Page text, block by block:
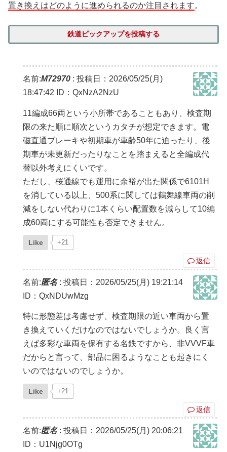
置き換えはどのように進められるのか注目されます。
鉄道ピックアップを投稿する
名前:M72970 : 投稿日：2026/05/25(月)
18:47:42
ID：QxNzA2NzU
11編成66両という小所帯であることもあり、検査期
限の来た順に順次というカタチが想定できます。電
磁直通ブレーキや初期車が車齢50年に迫ったり、後
期車が未更新だったりなことを踏まえると全編成代
替以外考えにくいです。
ただし、桜通線でも運用に余裕が出た関係で6101H
を消している以上、500系に関しては鶴舞線車両の削
減をしない代わりに1本くらい配置数を減らして10編
成60両にする可能性も否定できません。
Like +21
返信
名前:匿名: 投稿日：2026/05/25(月) 19:21:14
ID：QxNDUwMzg
特に形態差は考慮せず、検査期限の近い車両から置
き換えていくだけなのではないでしょうか。良く言
えば多彩な車両を保有する名鉄ですから、非VVVF車
だからと言って、部品に困るようなことも起きにく
いのではないのでしょうか。
Like +21
返信
名前:匿名: 投稿日：2026/05/25(月) 20:06:21
ID：U1Njg0OTg